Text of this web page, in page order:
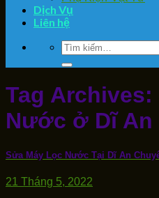
Dịch Vụ
Liên hệ
Tìm
kiếm:
Tag Archives:
Nước ở Dĩ An
Sửa Máy Lọc Nước Tại Dĩ An
21 Tháng 5, 2022